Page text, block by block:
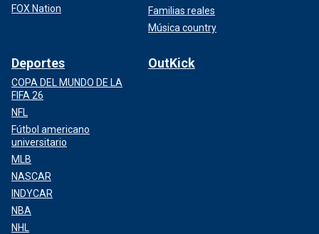
FOX Nation
Familias reales
Música country
Deportes
COPA DEL MUNDO DE LA
FIFA 26
NFL
Fútbol americano
universitario
MLB
NASCAR
INDYCAR
NBA
NHL
OutKick